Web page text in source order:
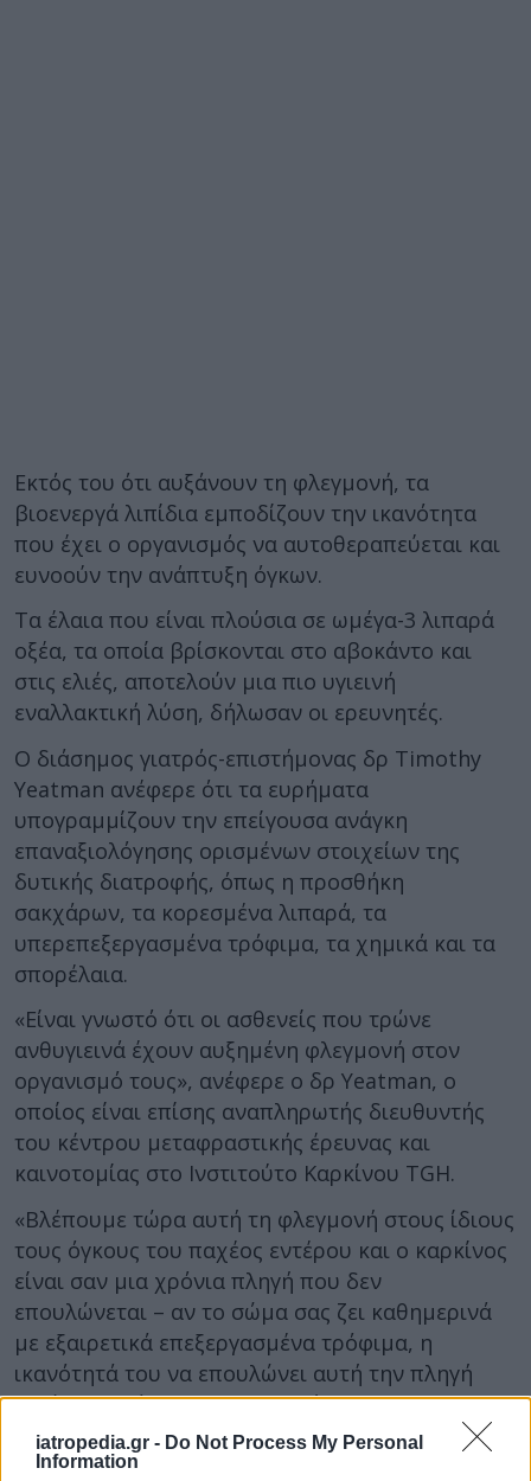
iatropedia.gr - Do Not Process My Personal
Information
Εκτός του ότι αυξάνουν τη φλεγμονή, τα
βιοενεργά λιπίδια εμποδίζουν την ικανότητα
που έχει ο οργανισμός να αυτοθεραπεύεται και
ευνοούν την ανάπτυξη όγκων.
Τα έλαια που είναι πλούσια σε ωμέγα-3 λιπαρά
οξέα, τα οποία βρίσκονται στο αβοκάντο και
στις ελιές, αποτελούν μια πιο υγιεινή
εναλλακτική λύση, δήλωσαν οι ερευνητές.
Ο διάσημος γιατρός-επιστήμονας δρ Timothy
Yeatman ανέφερε ότι τα ευρήματα
υπογραμμίζουν την επείγουσα ανάγκη
επαναξιολόγησης ορισμένων στοιχείων της
δυτικής διατροφής, όπως η προσθήκη
σακχάρων, τα κορεσμένα λιπαρά, τα
υπερεπεξεργασμένα τρόφιμα, τα χημικά και τα
σπορέλαια.
«Είναι γνωστό ότι οι ασθενείς που τρώνε
ανθυγιεινά έχουν αυξημένη φλεγμονή στον
οργανισμό τους», ανέφερε ο δρ Yeatman, ο
οποίος είναι επίσης αναπληρωτής διευθυντής
του κέντρου μεταφραστικής έρευνας και
καινοτομίας στο Ινστιτούτο Καρκίνου TGH.
«Βλέπουμε τώρα αυτή τη φλεγμονή στους ίδιους
τους όγκους του παχέος εντέρου και ο καρκίνος
είναι σαν μια χρόνια πληγή που δεν
επουλώνεται – αν το σώμα σας ζει καθημερινά
με εξαιρετικά επεξεργασμένα τρόφιμα, η
ικανότητά του να επουλώνει αυτή την πληγή
μειώνεται λόγω της φλεγμονής και της
καταστολής του ανοσοποιητικού συστήματος,
που τελικά επιτρέπει στον καρκίνο να